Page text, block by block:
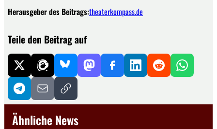
Herausgeber des Beitrags:theaterkompass.de
Teile den Beitrag auf
Ähnliche News